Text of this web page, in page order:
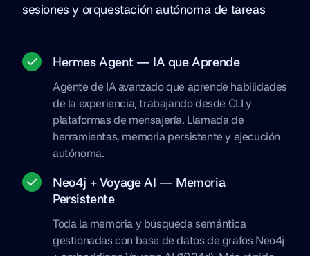
sesiones y orquestación autónoma de tareas
Hermes Agent — IA que Aprende
Agente de IA avanzado que aprende habilidades
de la experiencia, trabajando desde CLI y
plataformas de mensajería. Llamada de
herramientas, memoria persistente y ejecución
autónoma.
Neo4j + Voyage AI — Memoria
Persistente
Toda la memoria y búsqueda semántica
gestionadas con base de datos de grafos Neo4j